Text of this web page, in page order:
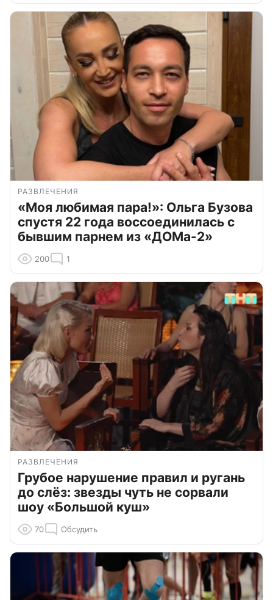
РАЗВЛЕЧЕНИЯ
«Моя любимая пара!»: Ольга Бузова
спустя 22 года воссоединилась с
бывшим парнем из «ДОМа-2»
200 1
РАЗВЛЕЧЕНИЯ
Грубое нарушение правил и ругань
до слёз: звезды чуть не сорвали
шоу «Большой куш»
70 Обсудить